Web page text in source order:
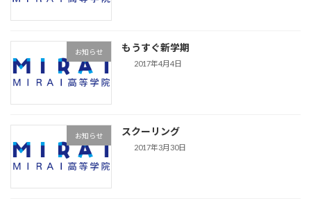
お知らせ もうすぐ新学期
2017年4月4日
お知らせ スクーリング
2017年3月30日